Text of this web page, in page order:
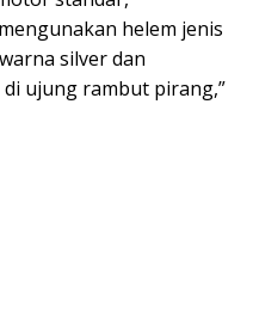
helem jenis
silver dan
ujung rambut pirang,”